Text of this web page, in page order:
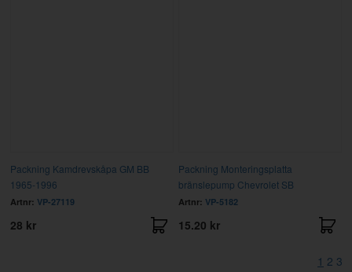
Packning Kamdrevskåpa GM BB
1965-1996
Artnr: VP-27119
28 kr
Packning Monteringsplatta
bränslepump Chevrolet SB
Artnr: VP-5182
15.20 kr
1 2 3